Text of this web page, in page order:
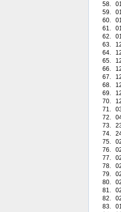
58.
59.
60.
61.
62.
63.
64.
65.
66.
67.
68.
69.
70.
71.
72.
73.
74.
75.
76.
77.
78.
79.
80.
81.
82.
83.